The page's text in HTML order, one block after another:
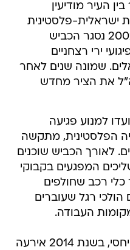
בין העיר מודיעין
ישראלית-פלסטינית
במשך יותר מעשור. בשנת 2002 נסגר הכביש
ירי רצחניים
שמונה שנים לאחר
את הציר מחדש
למנוע פגיעה
הפלסטינית, מתקשה
לאורך הכביש שוכנים
המפגעים בקבוקי
כלי רכב שחולפים
רגל שעוברים
העבודה.
לאחר ארבע שנים של שקט יחסי, בשנת 2014 אירעה